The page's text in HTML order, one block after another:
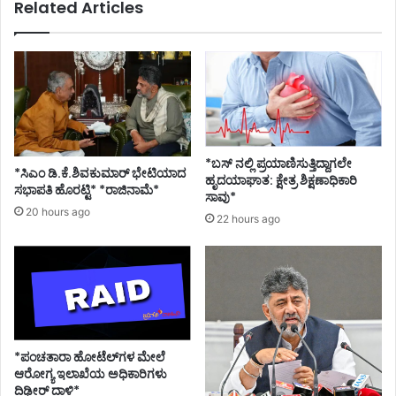
ಸಾ
ದೆ
-
ಸ
ತೀ
ಶ್
,
ಪ್
ಶ್
ಯೇ
ಲ
-
ಲ
Related Articles
*ಸಿಎಂ ಡಿ.ಕೆ.ಶಿವಕುಮಾರ್ ಭೇಟಿಯಾದ
ಸಭಾಪತಿ ಹೊರಟ್ಟಿ* *ರಾಜಿನಾಮೆ*
20 hours ago
*ಬಸ್ ನಲ್ಲಿ ಪ್ರಯಾಣಿಸುತ್ತಿದ್ದಾಗಲೇ
ಹೃದಯಾಘಾತ: ಕ್ಷೇತ್ರ ಶಿಕ್ಷಣಾಧಿಕಾರಿ
ಸಾವು*
22 hours ago
*ಪಂಚತಾರಾ ಹೋಟೆಲ್‌ಗಳ ಮೇಲೆ
ಆರೋಗ್ಯ ಇಲಾಖೆಯ ಅಧಿಕಾರಿಗಳು
ದಿಢೀರ್ ದಾಳಿ*